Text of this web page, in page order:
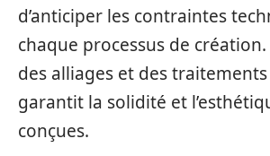
d’anticiper les contraintes
chaque processus de
des alliages et des
garantit la solidité et
conçues.